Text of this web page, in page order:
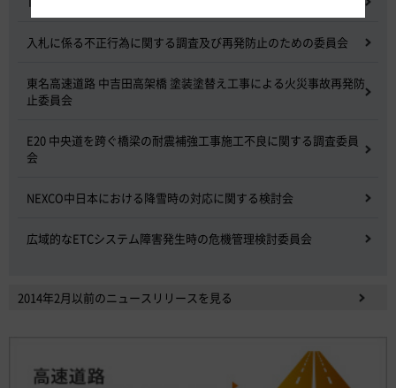
入札に係る不正行為に関する調査及び再発防止のための委員会
東名高速道路 中吉田高架橋 塗装塗替え工事による火災事故再発防
止委員会
E20 中央道を跨ぐ橋梁の耐震補強工事施工不良に関する調査委員
会
NEXCO中日本における降雪時の対応に関する検討会
広域的なETCシステム障害発生時の危機管理検討委員会
2014年2月以前のニュースリリースを見る